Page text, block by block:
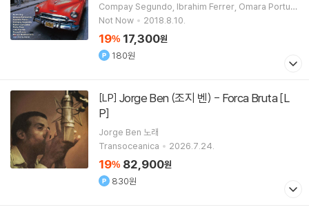
Compay Segundo Ibrahim Ferrer Omara Portuo
ndo
Abelardo Barroso
Not Now 2018.8.10.
19% 17,300원
180원
[LP]
P]
Jorge Ben 노래
Transoceanica
2026.7.24.
19% 82,900원
830원